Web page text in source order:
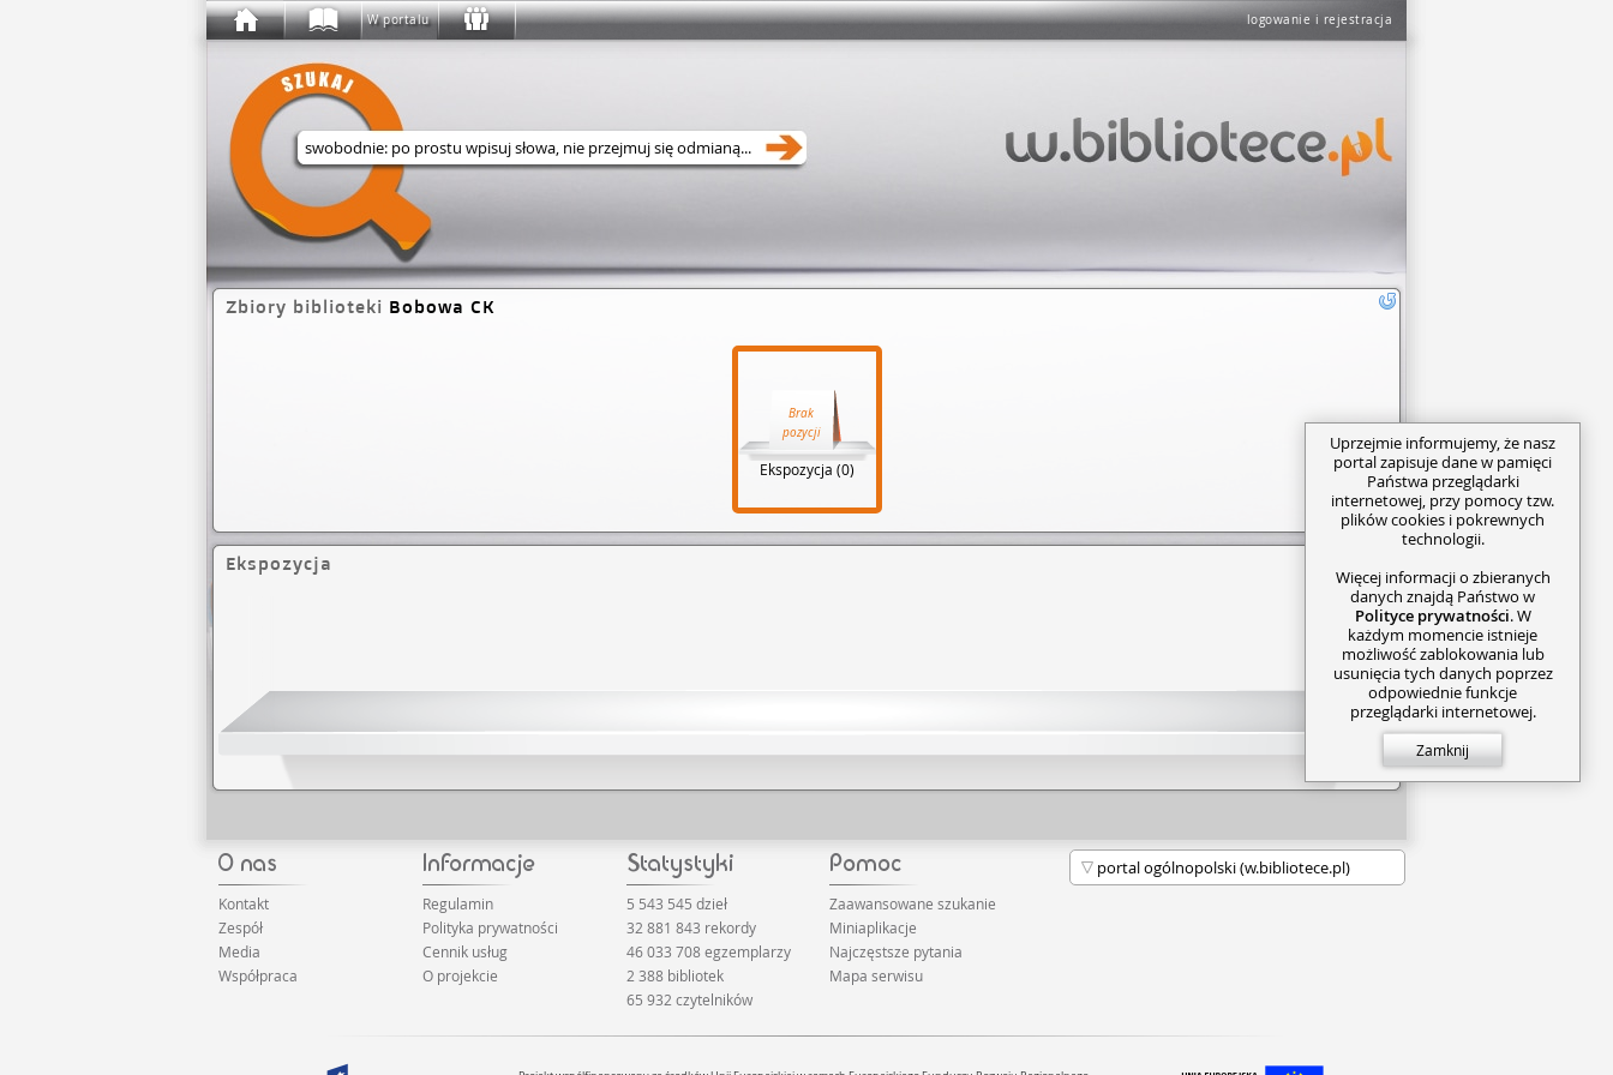
logowanie i rejestracja
W portalu
Wyszukaj w serwisie
Zbiory biblioteki Bobowa CK
Brak
pozycji
Ekspozycja (0)
Ekspozycja
Kontakt
Zespół
Media
Współpraca
Regulamin
Polityka prywatności
Cennik usług
O projekcie
5 543 545 dzieł
32 881 843 rekordy
46 033 708 egzemplarzy
2 388 bibliotek
65 932 czytelników
Zaawansowane szukanie
Miniaplikacje
Najczęstsze pytania
Mapa serwisu
Uprzejmie informujemy, że nasz
portal zapisuje dane w pamięci
Państwa przeglądarki
internetowej, przy pomocy tzw.
plików cookies i pokrewnych
technologii.
Więcej informacji o zbieranych
danych znajdą Państwo w
Polityce prywatności. W
każdym momencie istnieje
możliwość zablokowania lub
usunięcia tych danych poprzez
odpowiednie funkcje
przeglądarki internetowej.
Zamknij